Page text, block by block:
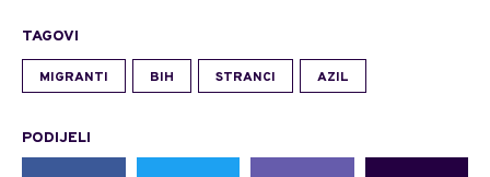
TAGOVI
MIGRANTI BIH STRANCI AZIL
PODIJELI